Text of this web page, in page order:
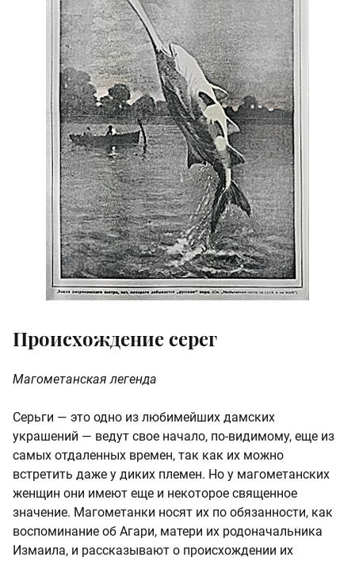
Происхождение серег
Магометанская легенда
Серьги — это одно из любимейших дамских
украшений — ведут свое начало, по-видимому, еще из
самых отдаленных времен, так как их можно
встретить даже у диких племен. Но у магометанских
женщин они имеют еще и некоторое священное
значение. Магометанки носят их по обязанности, как
воспоминание об Агари, матери их родоначальника
Измаила, и рассказывают о происхождении их